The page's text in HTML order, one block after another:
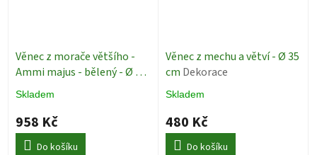
Věnec z morače většího -
Ammi majus - bělený - Ø 28
cm Dekorace
Skladem
958 Kč
Do košíku
Věnec z mechu a větví - Ø 35
cm Dekorace
Skladem
480 Kč
Do košíku